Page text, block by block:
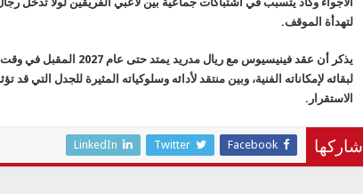
لتهدأة الموقف.
يذكر أن عقد فينيسيوس مع
لبقائه لإمكاناته الفنية، وبين منتقد لأدائه وسلوكياته المثيرة للجدل التي
الاستقرار.
شاركها Facebook
Twitter
LinkedIn